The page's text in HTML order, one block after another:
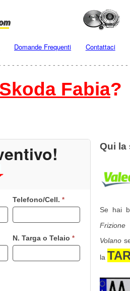
Domande Frequenti Contattaci
- - - - - - - - - - - - - - - - - - - - - - - - - -
Fabia?
Telefono/Cell. *
N. Targa o Telaio *
Qui la
Se hai
Frizione
Volano
la